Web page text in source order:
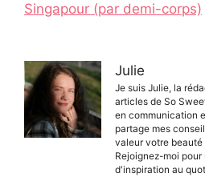
Singapour (par demi-corps)
Julie
Je suis Julie, la
articles de So
en communication
partage mes
valeur votre
Rejoignez-moi
d'inspiration au